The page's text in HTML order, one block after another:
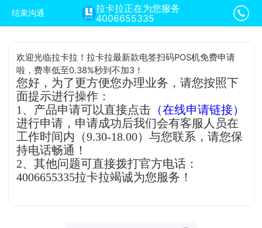
结束沟通
拉卡拉正在为您服务
4006655335
欢迎光临拉卡拉！拉卡拉最新款电签扫码POS机免费申请
啦，费率低至0.38%秒到不加3！
您好，为了更方便您办理业务，请您按照下
面提示进行操作：
1、产品申请可以直接点击 （在线申请链接）
进行申请，申请成功后我们会有客服人员在
工作时间内（9.30-18.00）与您联系，请您保
持电话畅通！
2、其他问题可直接拨打官方电话：
4006655335拉卡拉竭诚为您服务！